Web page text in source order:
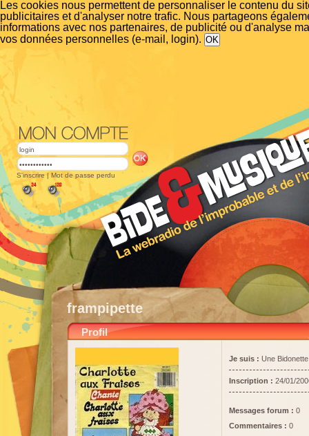
Les cookies nous permettent de personnaliser le contenu du
publicitaires et d'analyser notre trafic. Nous partageons
informations avec nos partenaires, de publicité ou d'analyse
vos données personnelles (e-mail, login).
S'inscrire | Mot de passe perdu
frampipette
Profil
Je suis : Une Bidonette
Inscription : 24/01/
Messages forum : 0
Commentaires : 0